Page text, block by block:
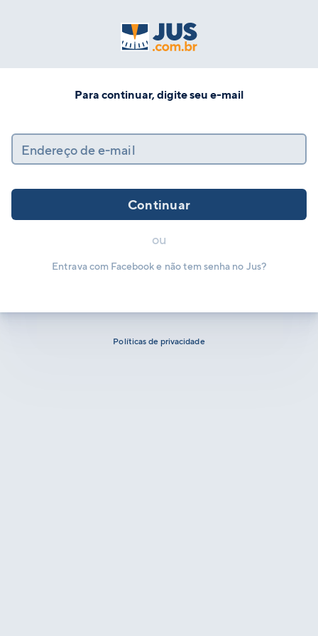
Para continuar, digite seu e-mail
Endereço de e-mail
Continuar
ou
Entrava com Facebook e não tem senha no Jus?
Políticas de privacidade